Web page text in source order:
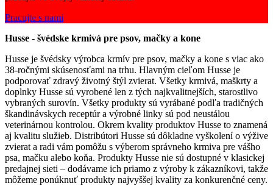
Pracujte s nami
Husse - švédske krmivá pre psov, mačky a kone
Husse je švédsky výrobca krmív pre psov, mačky a kone s viac ako
38-ročnými skúsenosťami na trhu. Hlavným cieľom Husse je
podporovať zdravý životný štýl zvierat. Všetky krmivá, maškrty a
doplnky Husse sú vyrobené len z tých najkvalitnejších, starostlivo
vybraných surovín. Všetky produkty sú vyrábané podľa tradičných
škandinávskych receptúr a výrobné linky sú pod neustálou
veterinárnou kontrolou. Okrem kvality produktov Husse to znamená
aj kvalitu služieb. Distribútori Husse sú dôkladne vyškolení o výžive
zvierat a radi vám pomôžu s výberom správneho krmiva pre vášho
psa, mačku alebo koňa. Produkty Husse nie sú dostupné v klasickej
predajnej sieti – dodávame ich priamo z výroby k zákazníkovi, takže
môžeme ponúknuť produkty najvyššej kvality za konkurenčné ceny.